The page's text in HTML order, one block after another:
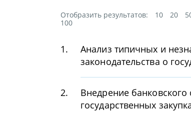
Отобразить результатов: 10 20
100
1.
Анализ типичных и
законодательства о
2.
Внедрение
государственных